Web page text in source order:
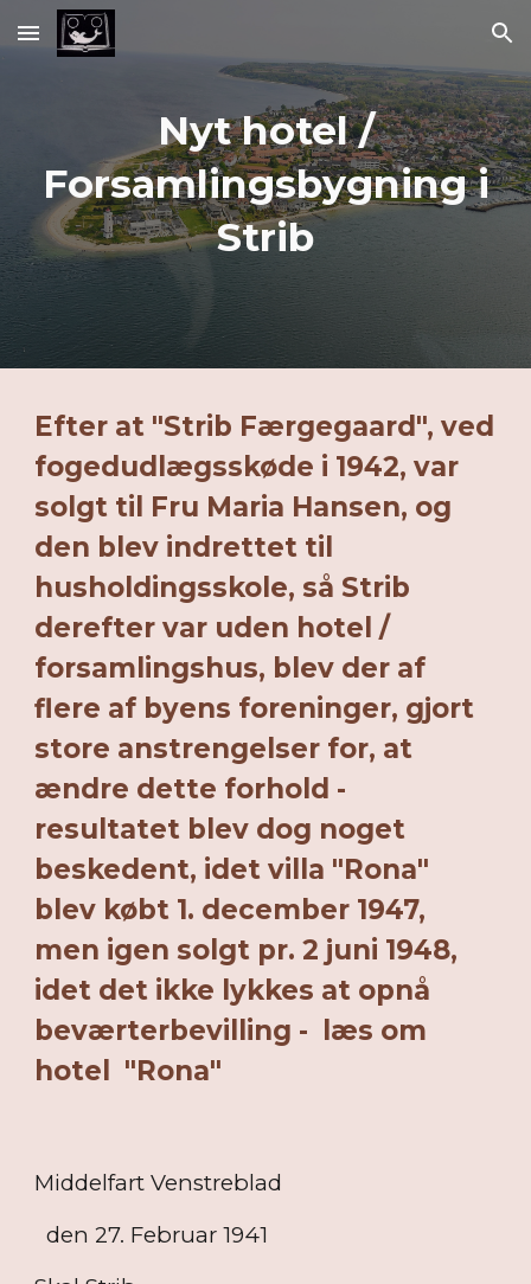
Skip to main content Skip to navigation
Nyt hotel /
Forsamlingsbygning i
Strib
Efter at "Strib Færgegaard", ved
fogedudlægsskøde i 1942, var
solgt til Fru Maria Hansen, og
den blev indrettet til
husholdingsskole, så Strib
derefter var uden hotel /
forsamlingshus, blev der af
flere af byens foreninger, gjort
store anstrengelser for, at
ændre dette forhold -
resultatet blev dog noget
beskedent, idet villa "Rona"
blev købt 1. december 1947,
men igen solgt pr. 2 juni 1948,
idet det ikke lykkes at opnå
beværterbevilling - læs om
hotel "Rona"
Middelfart Venstreblad
den 27. Februar 1941